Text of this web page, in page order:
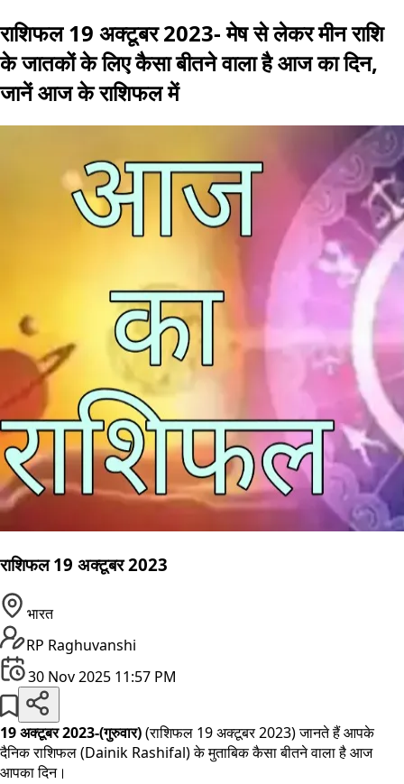
राशिफल 19 अक्टूबर 2023- मेष से लेकर मीन राशि
के जातकों के लिए कैसा बीतने वाला है आज का दिन,
जानें आज के राशिफल में
राशिफल 19 अक्टूबर 2023
भारत
RP Raghuvanshi
30 Nov 2025 11:57 PM
19 अक्टूबर 2023-(गुरुवार)(राशिफल 19 अक्टूबर 2023) जानते हैं आपके
दैनिक राशिफल (Dainik Rashifal) के मुताबिक कैसा बीतने वाला है आज
आपका दिन।